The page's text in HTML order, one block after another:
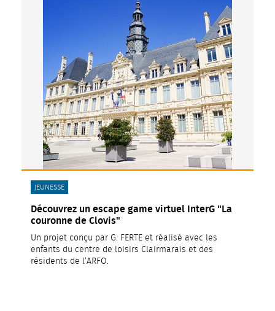
Découvrez un escape game virtuel InterG "La
couronne de Clovis"
Un projet conçu par G. FERTE et réalisé avec les
enfants du centre de loisirs Clairmarais et des
résidents de l’ARFO.
CATÉGORIE(S) :
JEUNESSE